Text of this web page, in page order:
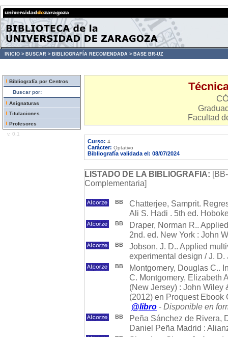
INICIO > BUSCAR > BIBLIOGRAFÍA RECOMENDADA > BASE BR-UZ
Bibliografía por Centros
Buscar por:
Asignaturas
Titulaciones
Profesores
v. 0.1
Facultad
Curso: 4
Carácter: Optativo
Bibliografía validada el: 08/07/2024
LISTADO DE LA BIBLIOGRAFIA:
Complementaria]
BB
Chatterjee, Samprit.
Ali S. Hadi . 5th ed.
BB
Draper, Norman R..
2nd. ed. New York : John
BB
Jobson, J. D.. Applied
experimental design / J. D.
BB
Montgomery, Douglas C..
C. Montgomery, Elizabeth
(New Jersey) : John Wiley
(2012) en Proquest Ebook
@libro - Disponible en
BB
Peña Sánchez de Rivera,
Daniel Peña Madrid :